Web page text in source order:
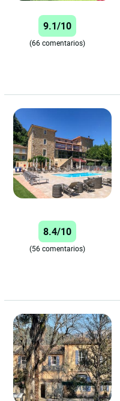
9.1/10
(66 comentarios)
8.4/10
(56 comentarios)